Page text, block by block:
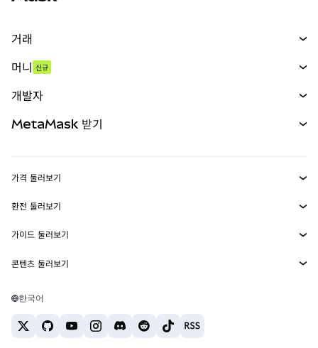
거래
무기한 선물
실물자산
머니 신규
개발자
MetaMask Connect
Snaps
웹3 서비스
MetaMask 받기
보안
고객 지원
채용
가격 둘러보기
이더리움 가격
솔라나 가격
테더 가격
환전 둘러보기
ETH를 USD로 환전
USDT를 INR로 환전
BTC를 INR로 환전
ETH를 USDT로 환전
가이드 둘러보기
ETH 매수
USDT 매수
콘텐츠 둘러보기
솔라나 지갑
한국어